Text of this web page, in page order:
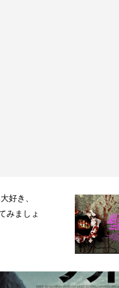
好き、
みましょ